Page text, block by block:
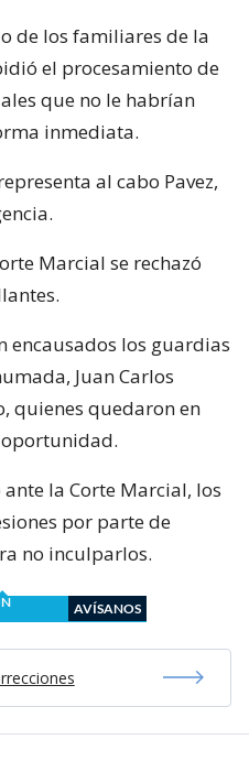
de los familiares de la
el procesamiento de
que no le habrían
inmediata.
al cabo Pavez,
Marcial se rechazó
encausados los guardias
Juan Carlos
quienes quedaron en
la Corte Marcial, los
por parte de
no inculparlos.
AVÍSANOS